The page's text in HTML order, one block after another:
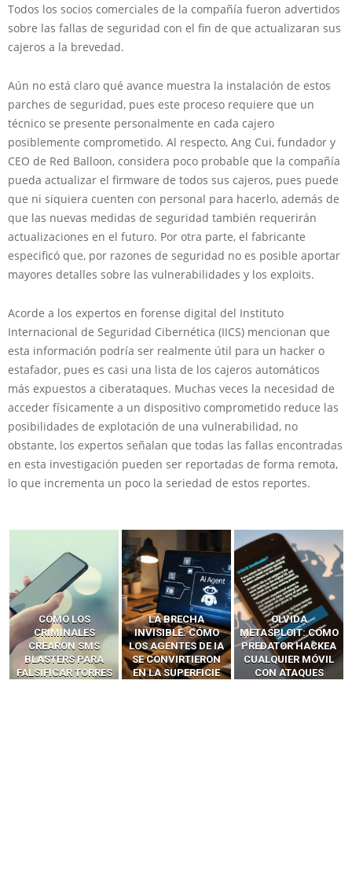
Todos los socios comerciales de la compañía fueron advertidos
sobre las fallas de seguridad con el fin de que actualizaran sus
cajeros a la brevedad.
Aún no está claro qué avance muestra la instalación de estos
parches de seguridad, pues este proceso requiere que un
técnico se presente personalmente en cada cajero
posiblemente comprometido. Al respecto, Ang Cui, fundador y
CEO de Red Balloon, considera poco probable que la compañía
pueda actualizar el firmware de todos sus cajeros, pues puede
que ni siquiera cuenten con personal para hacerlo, además de
que las nuevas medidas de seguridad también requerirán
actualizaciones en el futuro. Por otra parte, el fabricante
especificó que, por razones de seguridad no es posible aportar
mayores detalles sobre las vulnerabilidades y los exploits.
Acorde a los expertos en forense digital del Instituto
Internacional de Seguridad Cibernética (IICS) mencionan que
esta información podría ser realmente útil para un hacker o
estafador, pues es casi una lista de los cajeros automáticos
más expuestos a ciberataques. Muchas veces la necesidad de
acceder físicamente a un dispositivo comprometido reduce las
posibilidades de explotación de una vulnerabilidad, no
obstante, los expertos señalan que todas las fallas encontradas
en esta investigación pueden ser reportadas de forma remota,
lo que incrementa un poco la seriedad de estos reportes.
LA BRECHA
INVISIBLE: CÓMO
LOS AGENTES DE IA
SE CONVIRTIERON
EN LA SUPERFICIE
OLVIDA
METASPLOIT: CÓMO
PREDATOR HACKEA
CUALQUIER MÓVIL
CON ATAQUES
CÓMO LOS HACKERS
INTERCEPTAN OTPS
Y LLAMADAS
MÓVILES SIN
‘HACKEAR’ — EL